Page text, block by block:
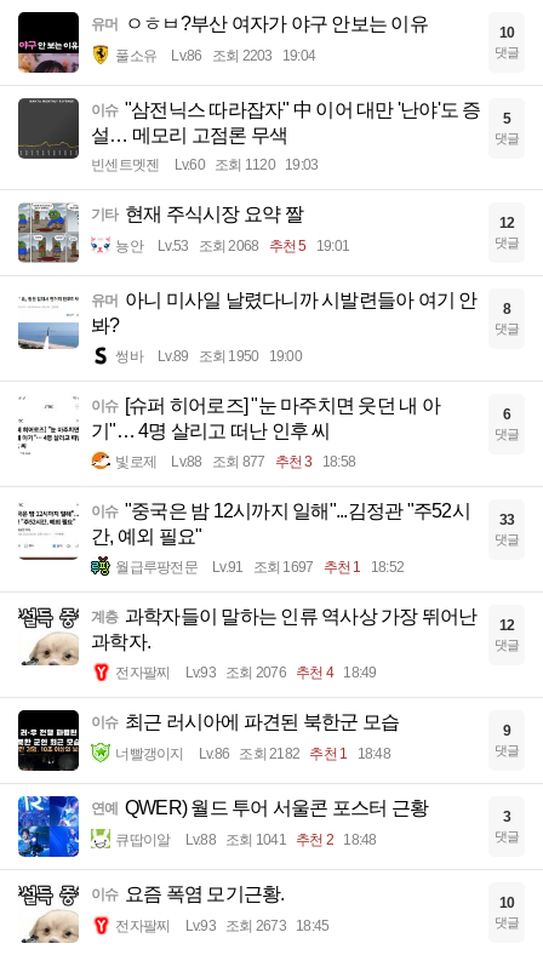
유머 ㅇㅎㅂ?부산 여자가 야구 안보는 이유
풀소유 Lv.86 조회 2203 19:04
10
댓글
이슈 "삼전닉스 따라잡자" 中 이어 대만 '난야'도 증
설… 메모리 고점론 무색
빈센트멧젠 Lv.60 조회 1120 19:03
5
댓글
기타 현재 주식시장 요약 짤
뇽안 Lv.53 조회 2068 추천 5 19:01
12
댓글
유머 아니 미사일 날렸다니까 시발련들아 여기 안
봐?
썽바 Lv.89 조회 1950 19:00
8
댓글
이슈 [슈퍼 히어로즈] "눈 마주치면 웃던 내 아
기"… 4명 살리고 떠난 인후 씨
빛로제 Lv.88 조회 877 추천 3 18:58
6
댓글
이슈 "중국은 밤 12시까지 일해"...김정관 "주52시
간, 예외 필요"
월급루팡전문 Lv.91 조회 1697 추천 1 18:52
33
댓글
계층 과학자들이 말하는 인류 역사상 가장 뛰어난
과학자.
전자팔찌 Lv.93 조회 2076 추천 4 18:49
12
댓글
이슈 최근 러시아에 파견된 북한군 모습
너빨갱이지 Lv.86 조회 2182 추천 1 18:48
9
댓글
연예 QWER) 월드 투어 서울콘 포스터 근황
큐땁이알 Lv.88 조회 1041 추천 2 18:48
3
댓글
이슈 요즘 폭염 모기근황.
전자팔찌 Lv.93 조회 2673 18:45
10
댓글